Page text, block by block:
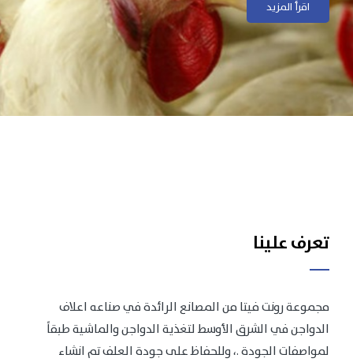
اقرأ المزيداقرأ المزيد
تعرف علينا
مجموعة رونت فيتا من المصانع الرائدة في صناعه اعلاف
الدواجن في الشرق الأوسط لتغذية الدواجن والماشية طبقاً
لمواصفات الجودة .، وللحفاظ على جودة العلف تم انشاء